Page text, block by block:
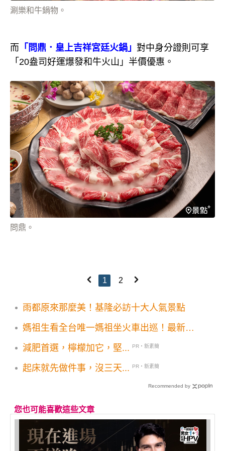
涮樂和牛鍋物。
而 「問鼎．皇上吉祥宮廷火鍋」 對中身分證則可享
「20盎司好運爆發和牛火山」半價優惠。
問鼎。
1 2
雨都原來那麼美！基隆必訪十大人氣景點
媽祖生看全台唯一媽祖坐火車出巡！最新海
點
減肥首選，檸檬加它，堅... PR・新素簡
起床就先做件事，沒三天... PR・新素簡
Recommended by
您也可能喜歡這些文章